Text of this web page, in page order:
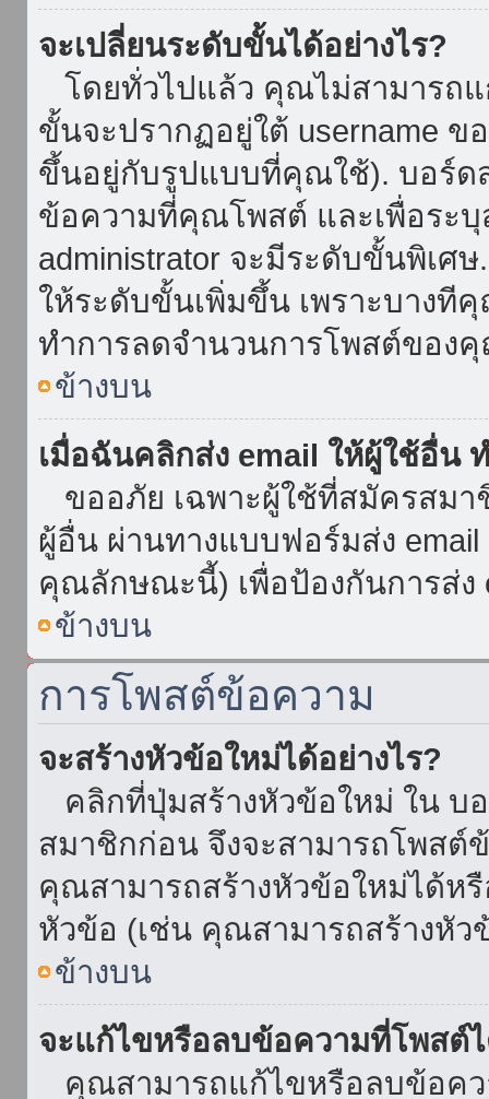
จะเปลี่ยนระดับขั้นได้อย่างไร?
โดยทั่วไปแล้ว คุณไม่สามารถ
ขั้นจะปรากฏอยู่ใต้ username
ขึ้นอยู่กับรูปแบบที่คุณใช้). บอร์ด
ข้อความที่คุณโพสต์ และเพื่อระบุ
administrator จะมีระดับขั้นพิเศ
ให้ระดับขั้นเพิ่มขึ้น เพราะบางที
ทำการลดจำนวนการโพสต์ของ
ข้างบน
เมื่อฉันคลิกส่ง email ให้ผู้ใช้อื่น
ขออภัย เฉพาะผู้ใช้ที่สมัครสมา
ผู้อื่น ผ่านทางแบบฟอร์มส่ง
คุณลักษณะนี้) เพื่อป้องกันการส่ง
ข้างบน
การโพสต์ข้อความ
จะสร้างหัวข้อใหม่ได้อย่างไร?
คลิกที่ปุ่มสร้างหัวข้อใหม่ ใน บ
สมาชิกก่อน จึงจะสามารถโพส
คุณสามารถสร้างหัวข้อใหม่ได้ห
หัวข้อ (เช่น คุณสามารถสร้างหั
ข้างบน
จะแก้ไขหรือลบข้อความที่โพสต์ไ
คุณสามารถแก้ไขหรือลบข้อคว